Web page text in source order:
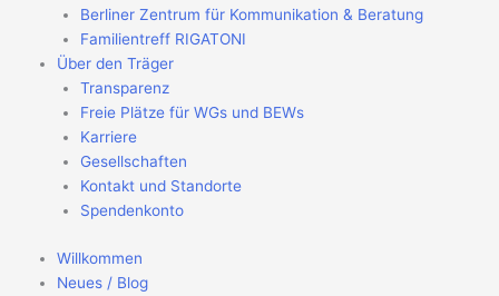
Berliner Zentrum für Kommunikation & Beratung
Familientreff RIGATONI
Über den Träger
Transparenz
Freie Plätze für WGs und BEWs
Karriere
Gesellschaften
Kontakt und Standorte
Spendenkonto
Willkommen
Neues / Blog